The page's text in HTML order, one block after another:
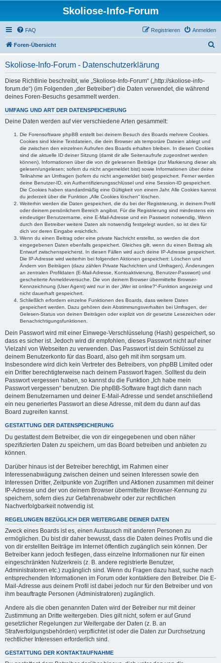
Skoliose-Info-Forum
FAQ Anmelden
Registrieren
Foren-Übersicht
Skoliose-Info-Forum - Datenschutzerklärung
Diese Richtlinie beschreibt, wie „Skoliose-Info-Forum“ („http://skoliose-info-
forum.de“) (im Folgenden „der Betreiber“) die Daten verwendet, die während
deines Foren-Besuchs gesammelt werden.
UMFANG UND ART DER DATENSPEICHERUNG
Deine Daten werden auf vier verschiedene Arten gesammelt:
Die Forensoftware phpBB erstellt bei deinem Besuch des Boards mehrere Cookies.
Cookies sind kleine Textdateien, die dein Browser als temporäre Dateien ablegt und
die zwischen den einzelnen Aufrufen des Boards erhalten bleiben. In diesen Cookies
sind die aktuelle ID deiner Sitzung (damit dir alle Seitenaufrufe zugeordnet werden
können), Informationen über die von dir gelesenen Beiträge (zur Markierung dieser als
gelesen/ungelesen; sofern du nicht angemeldet bist) sowie Informationen über deine
Teilnahme an Umfragen (sofern du nicht angemeldet bist) gespeichert. Ferner werden
deine Benutzer-ID, ein Authentifizierungsschlüssel und eine Session-ID gespeichert.
Die Cookies haben standardmäßig eine Gültigkeit von einem Jahr. Alle Cookies kannst
du jederzeit über die Funktion „Alle Cookies löschen“ löschen.
Weiterhin werden die Daten gespeichert, die du bei der Registrierung, in deinem Profil
oder deinem persönlichem Bereich angibst. Für die Registrierung sind mindestens ein
eindeutiger Benutzername, eine E-Mail-Adresse und ein Passwort notwendig. Wenn
durch den Betreiber weitere Daten als notwendig festgelegt wurden, so ist dies für
dich vor deren Eingabe ersichtlich.
Wenn du einen Beitrag oder eine private Nachricht erstellst, so werden die dort
eingegebenen Daten ebenfalls gespeichert. Gleiches gilt, wenn du einen Beitrag als
Entwurf zwischenspeicherst. In diesen Fällen wird auch deine IP-Adresse gespeichert.
Die IP-Adresse wird weiterhin bei folgenden Aktionen gespeichert: Löschen und
Ändern von Beiträgen (dazu zählen Private Nachrichten und Umfragen), Änderungen
an zentralen Profildaten (E-Mail-Adresse, Kontoaktivierung, Benutzer-Passwort) und
gescheiterte Anmeldeversuche. Die von deinem Browser übermittelte Browser-
Kennzeichnung (User Agent) wird nur in der „Wer ist online?“-Funktion angezeigt und
nicht dauerhaft gespeichert.
Schließlich erfordern einzelne Funktionen des Boards, dass weitere Daten
gespeichert werden. Dazu gehören dein Abstimmungsverhalten bei Umfragen, der
Gelesen-Status von deinen Beiträgen oder explizit von dir gesetzte Lesezeichen oder
Benachrichtigungsfunktionen.
Dein Passwort wird mit einer Einwege-Verschlüsselung (Hash) gespeichert, so
dass es sicher ist. Jedoch wird dir empfohlen, dieses Passwort nicht auf einer
Vielzahl von Webseiten zu verwenden. Das Passwort ist dein Schlüssel zu
deinem Benutzerkonto für das Board, also geh mit ihm sorgsam um.
Insbesondere wird dich kein Vertreter des Betreibers, von phpBB Limited oder
ein Dritter berechtigterweise nach deinem Passwort fragen. Solltest du dein
Passwort vergessen haben, so kannst du die Funktion „Ich habe mein
Passwort vergessen“ benutzen. Die phpBB-Software fragt dich dann nach
deinem Benutzernamen und deiner E-Mail-Adresse und sendet anschließend
ein neu generiertes Passwort an diese Adresse, mit dem du dann auf das
Board zugreifen kannst.
GESTATTUNG DER DATENSPEICHERUNG
Du gestattest dem Betreiber, die von dir eingegebenen und oben näher
spezifizierten Daten zu speichern, um das Board betreiben und anbieten zu
können.
Darüber hinaus ist der Betreiber berechtigt, im Rahmen einer
Interessenabwägung zwischen deinen und seinen Interessen sowie den
Interessen Dritter, Zeitpunkte von Zugriffen und Aktionen zusammen mit deiner
IP-Adresse und der von deinem Browser übermittelter Browser-Kennung zu
speichern, sofern dies zur Gefahrenabwehr oder zur rechtlichen
Nachverfolgbarkeit notwendig ist.
REGELUNGEN BEZÜGLICH DER WEITERGABE DEINER DATEN
Zweck eines Boards ist es, einen Austausch mit anderen Personen zu
ermöglichen. Du bist dir daher bewusst, dass die Daten deines Profils und die
von dir erstellten Beiträge im Internet öffentlich zugänglich sein können. Der
Betreiber kann jedoch festlegen, dass einzelne Informationen nur für einen
eingeschränkten Nutzerkreis (z. B. andere registrierte Benutzer,
Administratoren etc.) zugänglich sind. Wenn du Fragen dazu hast, suche nach
entsprechenden Informationen im Forum oder kontaktiere den Betreiber. Die E-
Mail-Adresse aus deinem Profil ist dabei jedoch nur für den Betreiber und von
ihm beauftragte Personen (Administratoren) zugänglich.
Andere als die oben genannten Daten wird der Betreiber nur mit deiner
Zustimmung an Dritte weitergeben. Dies gilt nicht, sofern er auf Grund
gesetzlicher Regelungen zur Weitergabe der Daten (z. B. an
Strafverfolgungsbehörden) verpflichtet ist oder die Daten zur Durchsetzung
rechtlicher Interessen erforderlich sind.
GESTATTUNG DER KONTAKTAUFNAHME